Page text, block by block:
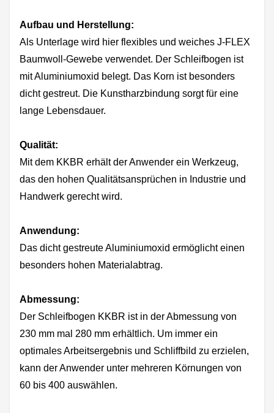
Aufbau und Herstellung:
Als Unterlage wird hier flexibles und weiches J-FLEX
Baumwoll-Gewebe verwendet. Der Schleifbogen ist
mit Aluminiumoxid belegt. Das Korn ist besonders
dicht gestreut. Die Kunstharzbindung sorgt für eine
lange Lebensdauer.
Qualität:
Mit dem KKBR erhält der Anwender ein Werkzeug,
das den hohen Qualitätsansprüchen in Industrie und
Handwerk gerecht wird.
Anwendung:
Das dicht gestreute Aluminiumoxid ermöglicht einen
besonders hohen Materialabtrag.
Abmessung:
Der Schleifbogen KKBR ist in der Abmessung von
230 mm mal 280 mm erhältlich. Um immer ein
optimales Arbeitsergebnis und Schliffbild zu erzielen,
kann der Anwender unter mehreren Körnungen von
60 bis 400 auswählen.